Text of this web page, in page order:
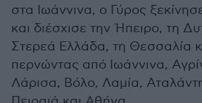
στα Ιωάννινα, ο Γύρος
και διέσχισε την Ήπειρο, τη
Στερεά Ελλάδα, τη Θεσσαλία
περνώντας από Ιωάννινα,
Λάρισα, Βόλο, Λαμία,